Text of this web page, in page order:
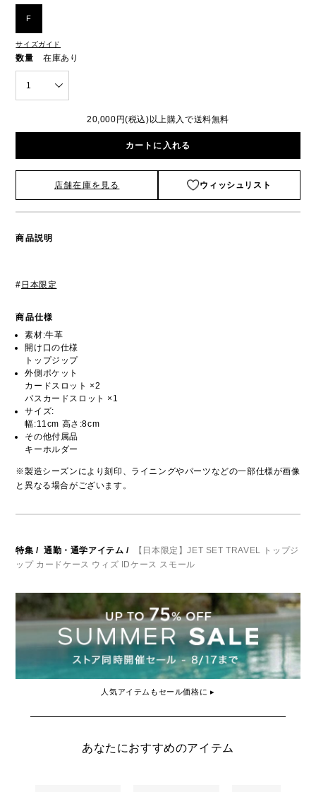
F
サイズガイド
数量 在庫あり
1
20,000円(税込)以上購入で送料無料
カートに入れる
店舗在庫を見る ウィッシュリスト
商品説明
# 日本限定
商品仕様
素材:牛革
開け口の仕様
トップジップ
外側ポケット
カードスロット ×2
パスカードスロット ×1
サイズ:
幅:11cm 高さ:8cm
その他付属品
キーホルダー
※製造シーズンにより刻印、ライニングやパーツなどの一部仕様が画像
と異なる場合がございます。
特集 / 通勤・通学アイテム /
【日本限定】JET SET TRAVEL トップジ
ップ カードケース ウィズ IDケース スモール
人気アイテムもセール価格に ▸
あなたにおすすめのアイテム